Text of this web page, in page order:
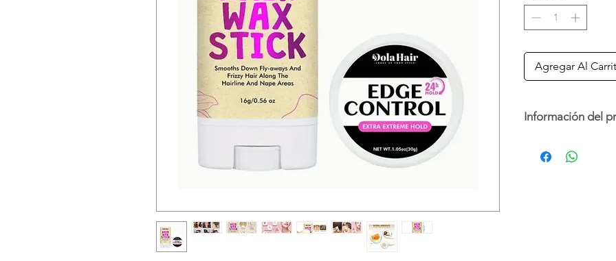
Agregar Al
Información del
para una fijación